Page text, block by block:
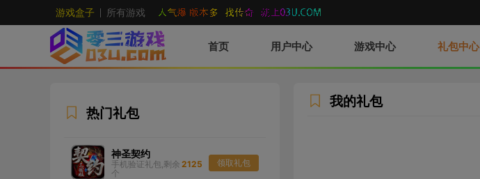
游戏盒子 所有游戏
首页 用户中心 游戏中心 礼包中心
热门礼包
神圣契约
手机验证礼包,剩余 2125
个
领取礼包
我的礼包